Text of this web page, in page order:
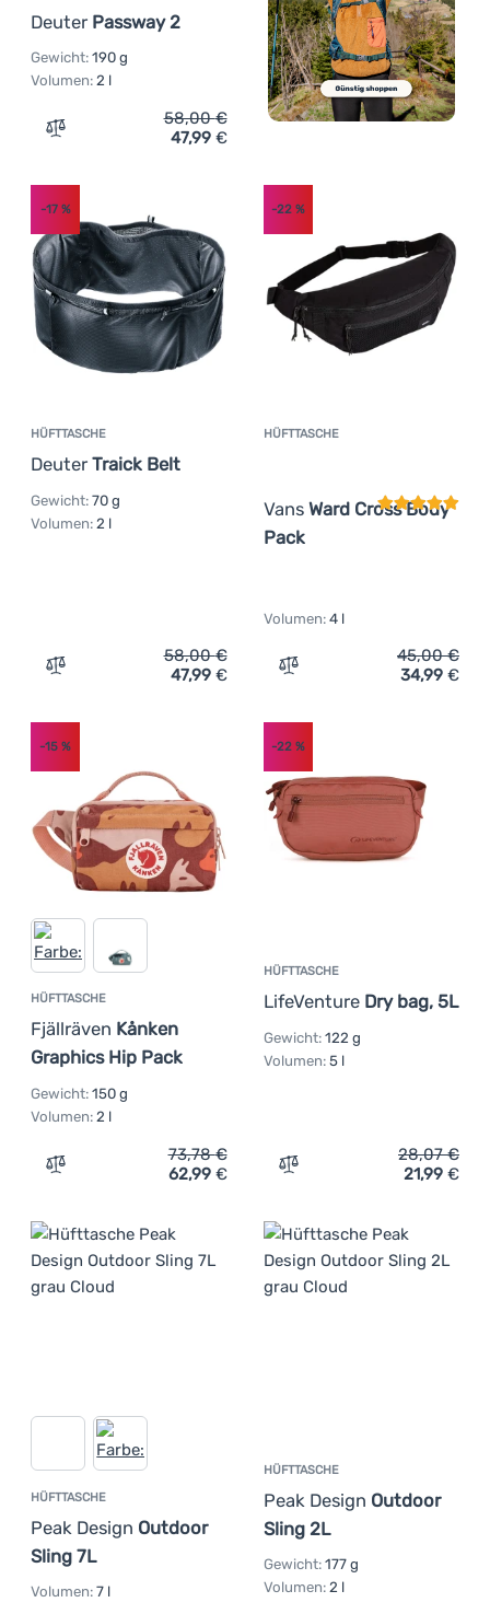
Deuter Passway 2
Gewicht: 190 g
Volumen: 2 l
Zum Vergleich 'Hüfttasche Deuter Passway 2'
58,00€
47,99 €
HÜFTTASCHE
Deuter Traick Belt
-17%
Gewicht: 70 g
Volumen: 2 l
Zum Vergleich 'Hüfttasche Deuter Traick Belt'
58,00€
47,99 €
HÜFTTASCHE
Vans Ward Cross Body
Pack
-22%
Volumen: 4 l
Zum Vergleich
45,00€
34,99 €
HÜFTTASCHE
Fjällräven Kånken
Graphics Hip Pack
-15 %
Gewicht: 150 g
Volumen: 2 l
Zum Vergleich 'Hüfttasche Fjällräven Kånken Graphics
73,78€
62,99 €
HÜFTTASCHE
LifeVenture Dry bag, 5L
-22%
Gewicht: 122 g
Volumen: 5 l
Zum Vergleich
28,07€
21,99 €
HÜFTTASCHE
Peak Design Outdoor
Sling 7L
Volumen: 7 l
HÜFTTASCHE
Peak Design Outdoor
Sling 2L
Gewicht: 177 g
Volumen: 2 l